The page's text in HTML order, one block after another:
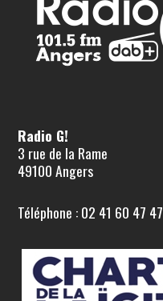
Radio G!
3 rue de la Rame
49100 Angers
Téléphone : 02 41 60 47 47